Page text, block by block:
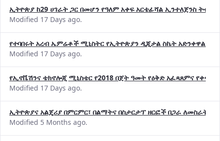
ኢትዮጵያ ከ29 ሀገራት ጋር በመሆን የዓለም አቀፍ አርቴፊሻል ኢንተለጀንስ
Modified 17 Days ago.
የተባበሩት አረብ ኤምሬቶች ሚኒስትር የኢትዮጵያን ዲጂታል ስኬት አድንቀዋል
Modified 17 Days ago.
የኢኖቬሽንና ቴክኖሎጂ ሚኒስቴር የ2018 በጀት ዓመት የዕቅድ አፈጻጸምና
Modified 17 Days ago.
ኢትዮጵያና አልጄሪያ በምርምር፣ በልማትና በስታርታፕ ዘርፎች በጋራ ለመስራት
Modified 5 Months ago.